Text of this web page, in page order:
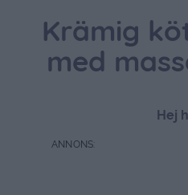
Krämig
med
Hej